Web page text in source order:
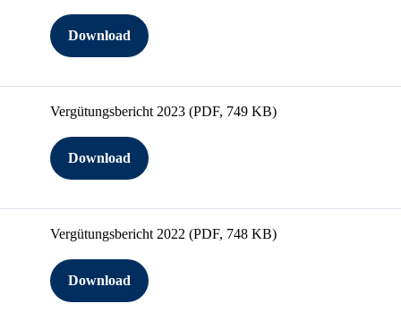
Download
Vergütungsbericht 2023 (PDF, 749 KB)
Download
Vergütungsbericht 2022 (PDF, 748 KB)
Download